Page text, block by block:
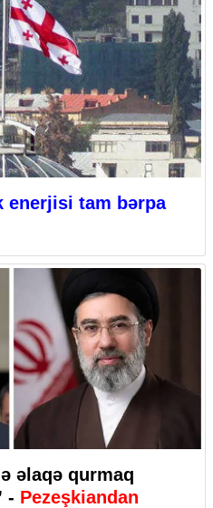
enerjisi tam bərpa
əlaqə qurmaq
- Pezeşkiandan